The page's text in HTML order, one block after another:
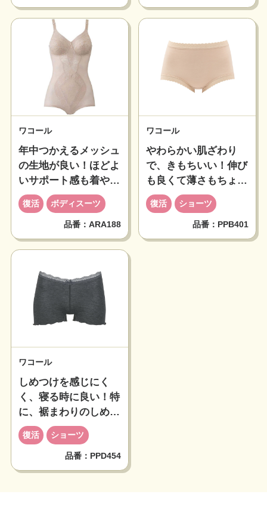
年中つかえるメッシュ
の生地が良い！ほどよ
いサポート感も着やす
くて良かったのに～
ワコール
復活 ボディスーツ
品番：ARA188
やわらかい肌ざわり
で、きもちいい！伸び
も良くて薄さもちょう
どよかったのに～
ワコール
復活 ショーツ
品番：PPB401
しめつけを感じにく
く、寝る時に良い！特
に、裾まわりのしめつ
けがなくてよかったの
に～
ワコール
復活 ショーツ
品番：PPD454